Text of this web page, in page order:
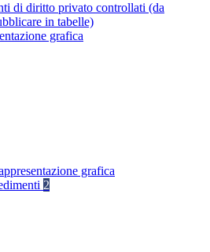
di diritto privato controllati (da
in tabelle)
grafica
grafica
2